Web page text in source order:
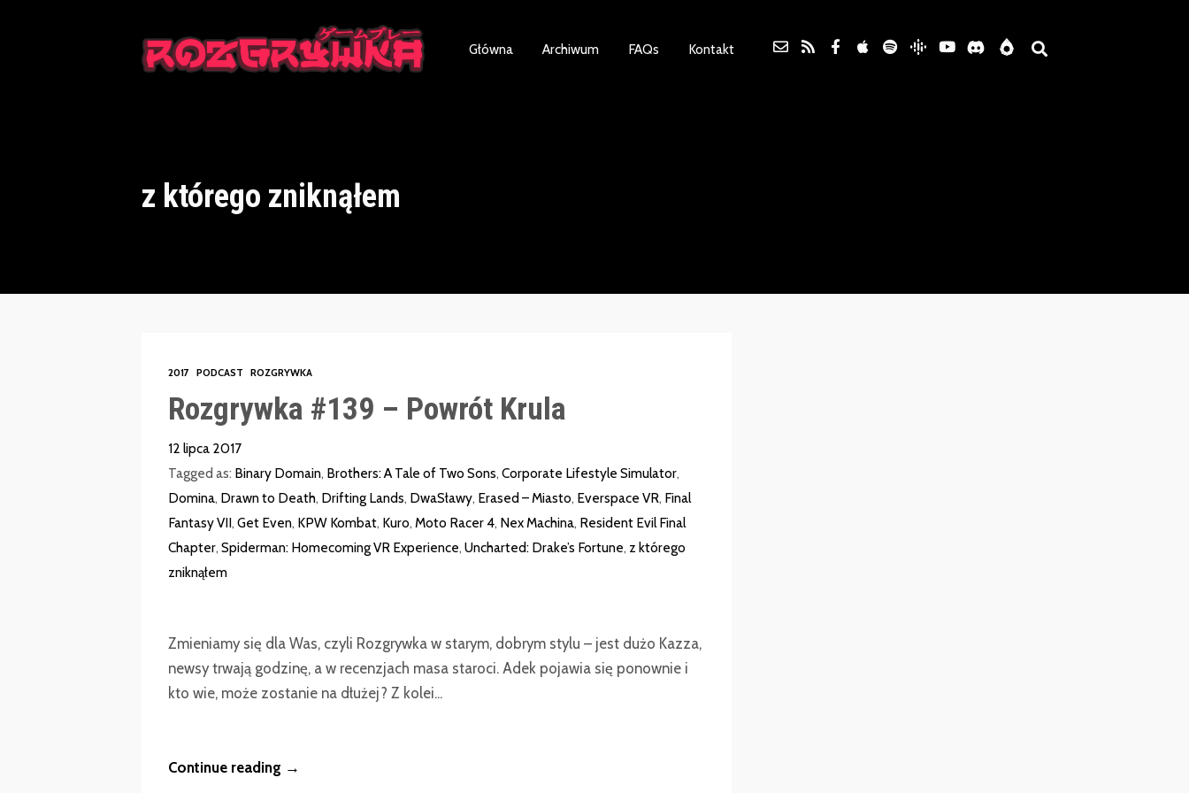
Główna Archiwum FAQs Kontakt
z którego zniknąłem
2017 PODCAST ROZGRYWKA
Rozgrywka #139 – Powrót Krula
12 lipca 2017
Tagged as: Binary Domain, Brothers: A Tale of Two Sons, Corporate Lifestyle Simulator,
Domina, Drawn to Death, Drifting Lands, DwaSławy, Erased – Miasto, Everspace VR, Final
Fantasy VII, Get Even, KPW Kombat, Kuro, Moto Racer 4, Nex Machina, Resident Evil Final
Chapter, Spiderman: Homecoming VR Experience, Uncharted: Drake’s Fortune, z którego
zniknąłem
Zmieniamy się dla Was, czyli Rozgrywka w starym, dobrym stylu – jest dużo Kazza,
newsy trwają godzinę, a w recenzjach masa staroci. Adek pojawia się ponownie i
kto wie, może zostanie na dłużej? Z kolei...
Continue reading →